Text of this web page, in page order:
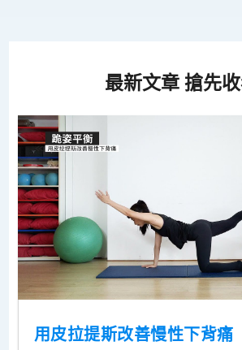
最新文章 搶先
用皮拉提斯改善慢性下背痛